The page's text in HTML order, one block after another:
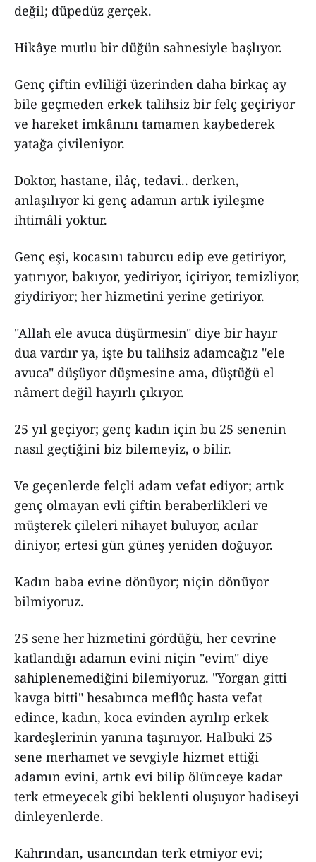
değil; düpedüz gerçek.
Hikâye mutlu bir düğün sahnesiyle başlıyor.
Genç çiftin evliliği üzerinden daha birkaç ay
bile geçmeden erkek talihsiz bir felç geçiriyor
ve hareket imkânını tamamen kaybederek
yatağa çivileniyor.
Doktor, hastane, ilâç, tedavi.. derken,
anlaşılıyor ki genç adamın artık iyileşme
ihtimâli yoktur.
Genç eşi, kocasını taburcu edip eve getiriyor,
yatırıyor, bakıyor, yediriyor, içiriyor, temizliyor,
giydiriyor; her hizmetini yerine getiriyor.
"Allah ele avuca düşürmesin" diye bir hayır
dua vardır ya, işte bu talihsiz adamcağız "ele
avuca" düşüyor düşmesine ama, düştüğü el
nâmert değil hayırlı çıkıyor.
25 yıl geçiyor; genç kadın için bu 25 senenin
nasıl geçtiğini biz bilemeyiz, o bilir.
Ve geçenlerde felçli adam vefat ediyor; artık
genç olmayan evli çiftin beraberlikleri ve
müşterek çileleri nihayet buluyor, acılar
diniyor, ertesi gün güneş yeniden doğuyor.
Kadın baba evine dönüyor; niçin dönüyor
bilmiyoruz.
25 sene her hizmetini gördüğü, her cevrine
katlandığı adamın evini niçin "evim" diye
sahiplenemediğini bilemiyoruz. "Yorgan gitti
kavga bitti" hesabınca meflûç hasta vefat
edince, kadın, koca evinden ayrılıp erkek
kardeşlerinin yanına taşınıyor. Halbuki 25
sene merhamet ve sevgiyle hizmet ettiği
adamın evini, artık evi bilip ölünceye kadar
terk etmeyecek gibi beklenti oluşuyor hadiseyi
dinleyenlerde.
Kahrından, usancından terk etmiyor evi;